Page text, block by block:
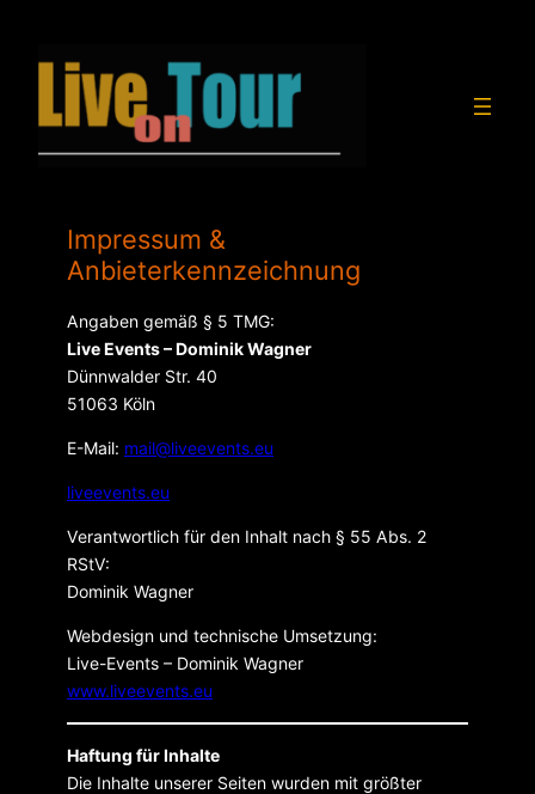
Impressum &
Anbieterkennzeichnung
Angaben gemäß § 5 TMG:
Live Events – Dominik Wagner
Dünnwalder Str. 40
51063 Köln
E-Mail: mail@liveevents.eu
liveevents.eu
Verantwortlich für den Inhalt nach § 55 Abs. 2
RStV:
Dominik Wagner
Webdesign und technische Umsetzung:
Live-Events – Dominik Wagner
www.liveevents.eu
Haftung für Inhalte
Die Inhalte unserer Seiten wurden mit größter